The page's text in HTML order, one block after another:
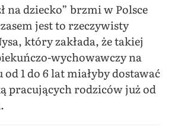
na dziecko” brzmi w Polsce
jest to rzeczywisty
który zakłada, że takiej
wychowawczy na
1 do 6 lat miałyby dostawać
pracujących rodziców już od